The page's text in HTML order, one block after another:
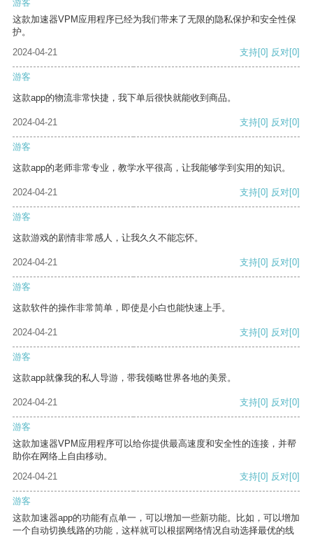
游客
这款加速器VPM应用程序已经为我们带来了无限的隐私保护和安全性保
护。
2024-04-21
支持[0] 反对[0]
游客
这款app的物流非常快捷，我下单后很快就能收到商品。
2024-04-21 支持[0] 反对[0]
游客
这款app的老师非常专业，教学水平很高，让我能够学到实用的知识。
2024-04-21 支持[0] 反对[0]
游客
这款游戏的剧情非常感人，让我久久不能忘怀。
2024-04-21 支持[0] 反对[0]
游客
这款软件的操作非常简单，即使是小白也能快速上手。
2024-04-21 支持[0] 反对[0]
游客
这款app就像我的私人导游，带我领略世界各地的美景。
2024-04-21 支持[0] 反对[0]
游客
这款加速器VPM应用程序可以给你提供最高速度和安全性的连接，并帮
助你在网络上自由移动。
2024-04-21
支持[0] 反对[0]
游客
这款加速器app的功能有点单一，可以增加一些新功能。比如，可以增加
一个自动切换线路的功能，这样就可以根据网络情况自动选择最优的线